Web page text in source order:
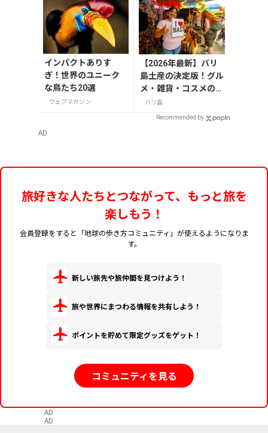
の特製リバーシブル帯
付き
インパクトありす
ぎ！世界のユニーク
な鳥たち20選
ウェブマガジン
【2026年最新】バリ
島土産の決定版！グル
メ・雑貨・コスメのお
すすめ20選
バリ島
Recommended by
AD
旅好きな人たちとつながって、もっと旅を
楽しもう！
会員登録をすると「地球の歩き方コミュニティ」が使えるようになりま
す。
新しい旅先や旅仲間を見つけよう！
旅や世界にまつわる情報を共有しよう！
ポイントを貯めて限定グッズをゲット！
コミュニティを見る
AD
AD